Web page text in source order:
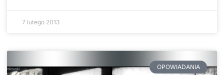
7 lutego 2013
OPOWIADANIA